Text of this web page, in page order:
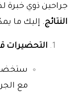
جراحين ذوي خبرة
النتائج. إليك ما
التحضيرات
ستخضع
مع